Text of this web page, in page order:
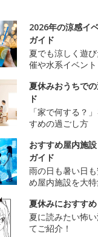
2026年の涼感イ
ガイド
夏でも涼しく遊
催や水系イベン
夏休みおうちで
ド
「家で何する？
すめの過ごし方
おすすめ屋内施
ガイド
雨の日も暑い日
め屋内施設を大
夏休みにおすす
夏に読みたい怖
てご紹介！